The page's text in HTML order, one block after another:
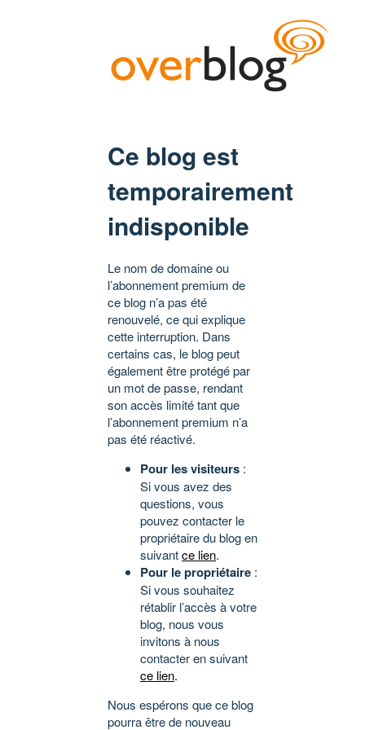
Ce blog est
temporairement
indisponible
Le nom de domaine ou
l’abonnement premium de
ce blog n’a pas été
renouvelé, ce qui explique
cette interruption. Dans
certains cas, le blog peut
également être protégé par
un mot de passe, rendant
son accès limité tant que
l’abonnement premium n’a
pas été réactivé.
Pour les visiteurs :
Si vous avez des
questions, vous
pouvez contacter le
propriétaire du blog en
suivantce lien.
Pour le propriétaire :
Si vous souhaitez
rétablir l’accès à votre
blog, nous vous
invitons à nous
contacter en suivant
ce lien.
Nous espérons que ce blog
pourra être de nouveau